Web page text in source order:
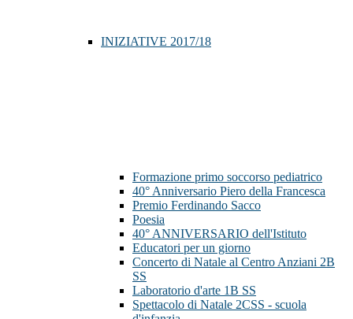
INIZIATIVE 2017/18
Formazione primo soccorso pediatrico
40° Anniversario Piero della Francesca
Premio Ferdinando Sacco
Poesia
40° ANNIVERSARIO dell'Istituto
Educatori per un giorno
Concerto di Natale al Centro Anziani 2B
SS
Laboratorio d'arte 1B SS
Spettacolo di Natale 2CSS - scuola